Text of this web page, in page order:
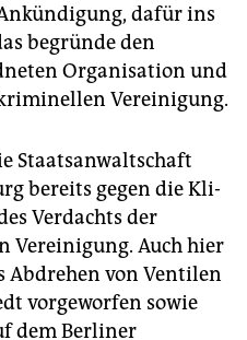
dafür ins
begründe den
Organisation und
Vereinigung.
Staatsanwaltschaft
bereits gegen die Kli­
Verdachts der
Auch hier
Abdrehen von Ventilen
vorgeworfen sowie
dem Berliner